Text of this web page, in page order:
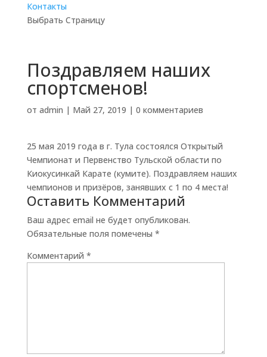
Контакты
Выбрать Страницу
Поздравляем наших
спортсменов!
от admin | Май 27, 2019 | 0 комментариев
25 мая 2019 года в г. Тула состоялся Открытый
Чемпионат и Первенство Тульской области по
Киокусинкай Карате (кумите). Поздравляем наших
чемпионов и призёров, занявших с 1 по 4 места!
Оставить Комментарий
Ваш адрес email не будет опубликован.
Обязательные поля помечены *
Комментарий *